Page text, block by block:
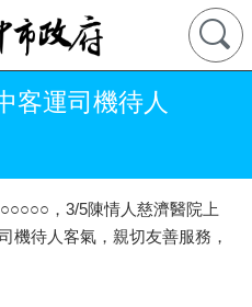
客運司機待人
，3/5陳情人慈濟醫院上
機待人客氣，親切友善服務，